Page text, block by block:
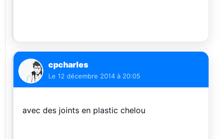
cpcharles
Le 12 décembre 2014 à 20:05
avec des joints en plastic chelou